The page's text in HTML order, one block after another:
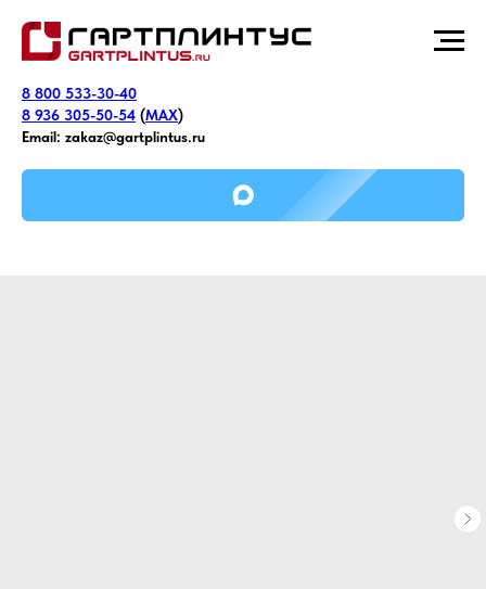
8 800 533-30-40
8 936 305-50-54 (MAX)
Email: zakaz@gartplintus.ru